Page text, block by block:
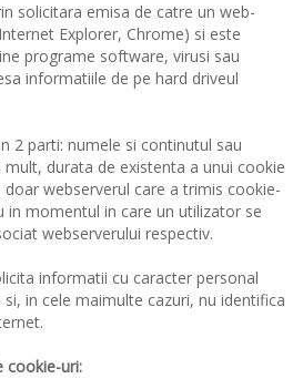
solicitara emisa de catre un web-
Explorer, Chrome) si este
programe software, virusi sau
informatiile de pe hard driveul
2 parti: numele si continutul sau
durata de existenta a unui cookie
webserverul care a trimis cookie-
in momentul in care un utilizator se
webserverului respectiv.
informatii cu caracter personal
in cele maimulte cazuri, nu identifica
cookie-uri: